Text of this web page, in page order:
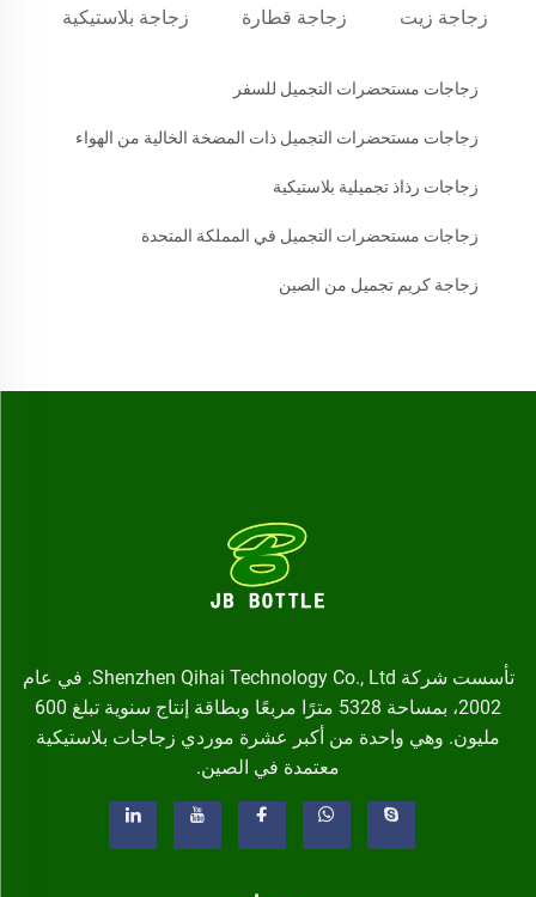
زجاجة زيت زجاجة قطارة زجاجة بلاستيكية
زجاجات مستحضرات التجميل للسفر
زجاجات مستحضرات التجميل ذات المضخة الخالية من الهواء
زجاجات رذاذ تجميلية بلاستيكية
زجاجات مستحضرات التجميل في المملكة المتحدة
زجاجة كريم تجميل من الصين
تأسست شركة Shenzhen Qihai Technology Co., Ltd. في عام
2002، بمساحة 5328 مترًا مربعًا وبطاقة إنتاج سنوية تبلغ 600
مليون. وهي واحدة من أكبر عشرة موردي زجاجات بلاستيكية
معتمدة في الصين.